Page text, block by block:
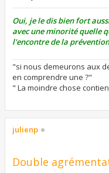
s
a
g
e
Oui, je le dis bien fort
avec une minorité quelle
l'encontre de la
"si nous demeurons aux
en comprendre une ?"
" La moindre chose
julienp
Double